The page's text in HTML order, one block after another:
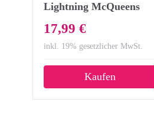
Lightning McQueens
Auto-Spielzeug
17,99 €
inkl. 19% gesetzlicher MwSt.
Kaufen